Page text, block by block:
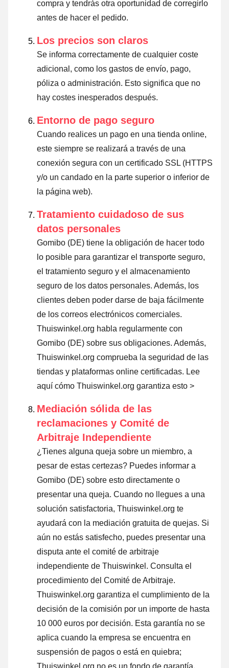
compra y tendrás otra oportunidad de corregirlo
antes de hacer el pedido.
Los precios son claros
Se informa correctamente de cualquier coste
adicional, como los gastos de envío, pago,
póliza o administración. Esto significa que no
hay costes inesperados después.
Entorno de pago seguro
Cuando realices un pago en una tienda online,
este siempre se realizará a través de una
conexión segura con un certificado SSL (HTTPS
y/o un candado en la parte superior o inferior de
la página web).
Tratamiento cuidadoso de sus
datos personales
Gomibo (DE) tiene la obligación de hacer todo
lo posible para garantizar el transporte seguro,
el tratamiento seguro y el almacenamiento
seguro de los datos personales. Además, los
clientes deben poder darse de baja fácilmente
de los correos electrónicos comerciales.
Thuiswinkel.org habla regularmente con
Gomibo (DE) sobre sus obligaciones. Además,
Thuiswinkel.org comprueba la seguridad de las
tiendas y plataformas online certificadas. Lee
aquí cómo Thuiswinkel.org garantiza esto >
Mediación sólida de las
reclamaciones y Comité de
Arbitraje Independiente
¿Tienes alguna queja sobre un miembro, a
pesar de estas certezas? Puedes informar a
Gomibo (DE) sobre esto directamente o
presentar una queja. Cuando no llegues a una
solución satisfactoria, Thuiswinkel.org te
ayudará con la mediación gratuita de quejas. Si
aún no estás satisfecho, puedes presentar una
disputa ante el comité de arbitraje
independiente de Thuiswinkel. Consulta el
procedimiento del Comité de Arbitraje.
Thuiswinkel.org garantiza el cumplimiento de la
decisión de la comisión por un importe de hasta
10 000 euros por decisión. Esta garantía no se
aplica cuando la empresa se encuentra en
suspensión de pagos o está en quiebra;
Thuiswinkel.org no es un fondo de garantía.